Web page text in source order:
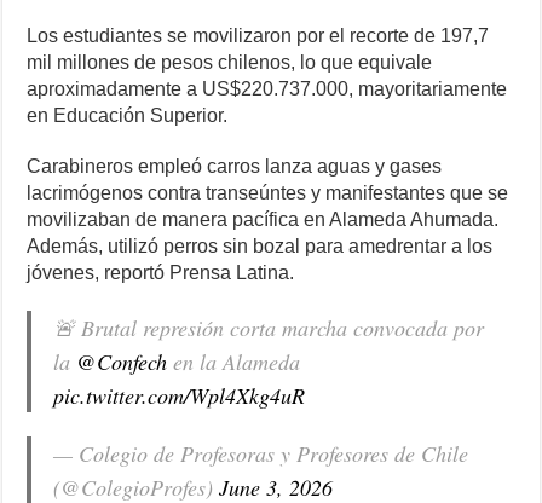
Los estudiantes se movilizaron por el recorte de 197,7
mil millones de pesos chilenos, lo que equivale
aproximadamente a US$220.737.000, mayoritariamente
en Educación Superior.
Carabineros empleó carros lanza aguas y gases
lacrimógenos contra transeúntes y manifestantes que se
movilizaban de manera pacífica en Alameda Ahumada.
Además, utilizó perros sin bozal para amedrentar a los
jóvenes, reportó Prensa Latina.
🚨 Brutal represión corta marcha convocada por
la @Confech en la Alameda
pic.twitter.com/Wpl4Xkg4uR
— Colegio de Profesoras y Profesores de Chile
(@ColegioProfes)June 3, 2026